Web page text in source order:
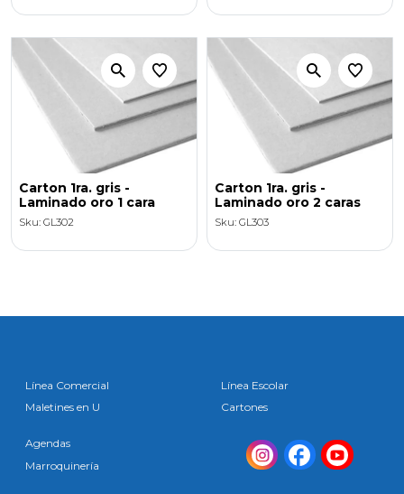
Carton 1ra. gris -
Laminado oro 1 cara
Sku: GL302
Carton 1ra. gris -
Laminado oro 2 caras
Sku: GL303
Línea Comercial
Maletines en U
Línea Escolar
Cartones
Agendas
Marroquinería